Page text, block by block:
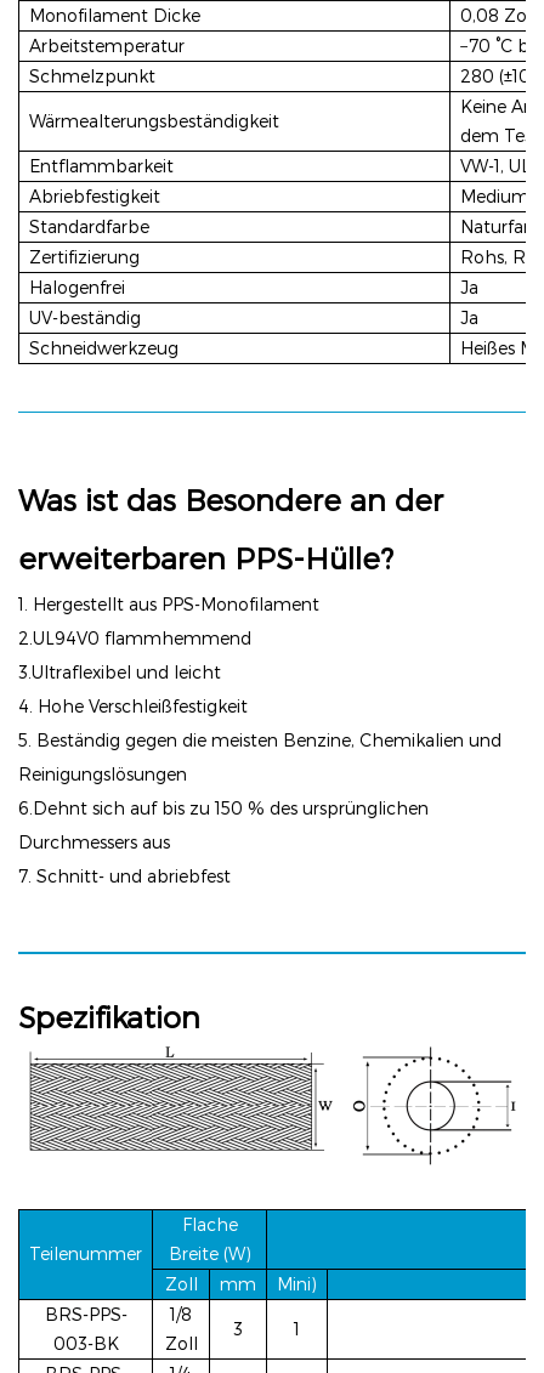
Monofilament Dicke
0,08 Zoll
Arbeitstemperatur
−70 °C
Schmelzpunkt
280 (±10)
Wärmealterungsbeständigkeit
Keine
dem
Entflammbarkeit
VW-1,
Abriebfestigkeit
Medium
Standardfarbe
Zertifizierung
Rohs,
Halogenfrei
Ja
UV-beständig
Ja
Schneidwerkzeug
Heißes
Was ist das Besondere an der
erweiterbaren PPS-Hülle?
1. Hergestellt aus PPS-Monofilament
2.UL94V0 flammhemmend
3.Ultraflexibel und leicht
4. Hohe Verschleißfestigkeit
5. Beständig gegen die meisten Benzine, Chemikalien und
Reinigungslösungen
6.Dehnt sich auf bis zu 150 % des ursprünglichen
Durchmessers aus
7. Schnitt- und abriebfest
Spezifikation
Teilenummer
Flache
Breite (W)
Zoll
mm
Mini)
BRS-PPS-
003-BK
1/8
Zoll
3 1